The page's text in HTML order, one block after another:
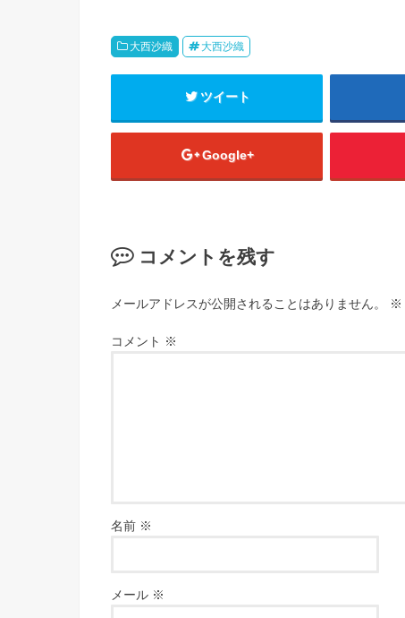
大西沙織 大西沙織
ツイート
Google+
コメントを残す
メールアドレスが公開されることはありません。 ※
コメント ※
名前 ※
メール ※